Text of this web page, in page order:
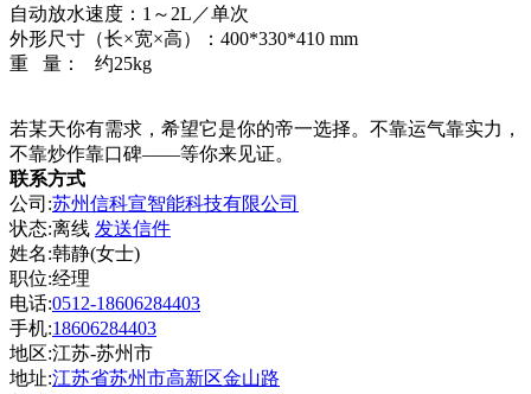
自动放水速度：1～2L／单次
外形尺寸（长×宽×高）：400*330*410 mm
重 量： 约25kg
若某天你有需求，希望它是你的帝一选择。不靠运气靠实力，
不靠炒作靠口碑——等你来见证。
联系方式
公司:苏州信科宣智能科技有限公司
状态:离线 发送信件
姓名:韩静(女士)
职位:经理
电话:0512-18606284403
手机:18606284403
地区:江苏-苏州市
地址:江苏省苏州市高新区金山路